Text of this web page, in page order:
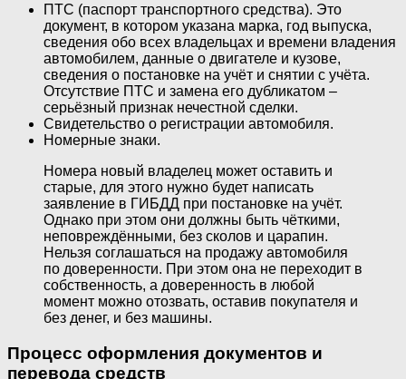
ПТС (паспорт транспортного средства). Это
документ, в котором указана марка, год выпуска,
сведения обо всех владельцах и времени владения
автомобилем, данные о двигателе и кузове,
сведения о постановке на учёт и снятии с учёта.
Отсутствие ПТС и замена его дубликатом –
серьёзный признак нечестной сделки.
Свидетельство о регистрации автомобиля.
Номерные знаки.
Номера новый владелец может оставить и
старые, для этого нужно будет написать
заявление в ГИБДД при постановке на учёт.
Однако при этом они должны быть чёткими,
неповреждёнными, без сколов и царапин.
Нельзя соглашаться на продажу автомобиля
по доверенности. При этом она не переходит в
собственность, а доверенность в любой
момент можно отозвать, оставив покупателя и
без денег, и без машины.
Процесс оформления документов и
перевода средств